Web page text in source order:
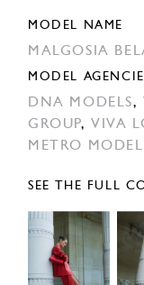
MODEL NAME
MALGOSIA
MODEL
DNA MODELS,
GROUP,VIVA
METRO
SEE THE FULL